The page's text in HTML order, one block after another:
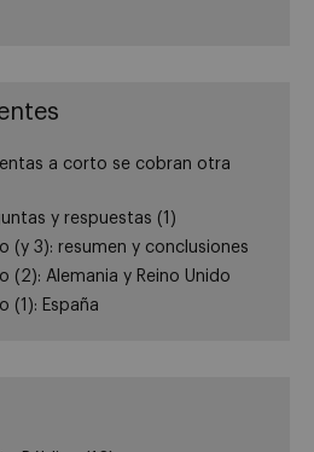
a corto se cobran otra
y respuestas (1)
(y 3): resumen y conclusiones
(2): Alemania y Reino Unido
(1): España